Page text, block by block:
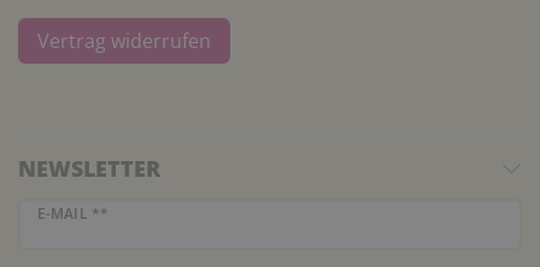
Vertrag widerrufen
NEWSLETTER
E-MAIL **
Newsletter Honig